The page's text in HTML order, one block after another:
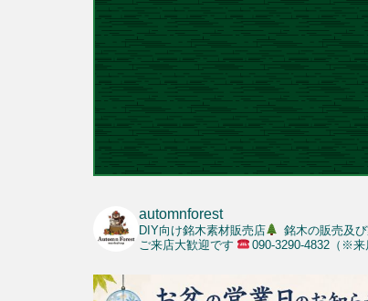
automnforest
DIY向け銘木素材販売店 銘木の販売及
ご来店大歓迎です
090-3290-4832（※来